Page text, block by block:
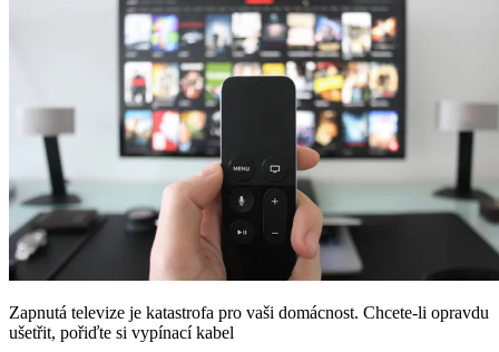
Zapnutá televize je katastrofa pro vaši domácnost. Chcete-li opravdu
ušetřit, pořiďte si vypínací kabel